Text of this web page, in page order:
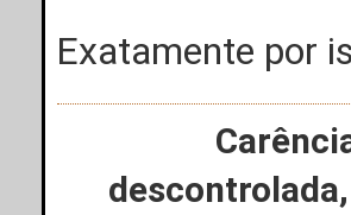
Exatamente por